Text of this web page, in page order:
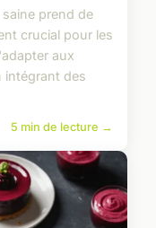
prend de
crucial pour les
aux
intégrant des
5 min de lecture →